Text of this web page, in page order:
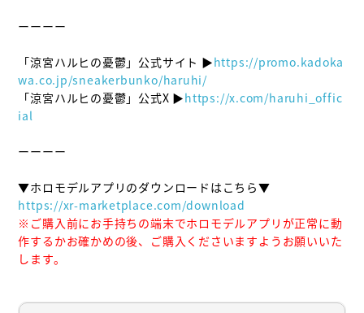
ーーーー
「涼宮ハルヒの憂鬱」公式サイト ▶https://promo.kadoka
wa.co.jp/sneakerbunko/haruhi/
「涼宮ハルヒの憂鬱」公式X ▶https://x.com/haruhi_offic
ial
ーーーー
https://xr-marketplace.com/download
※ご購入前にお手持ちの端末でホロモデルアプリが正常に動
作するかお確かめの後、ご購入くださいますようお願いいた
します。